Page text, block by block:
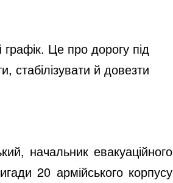
Це про дорогу під
стабілізувати й довезти
начальник евакуаційного
20 армійського корпусу